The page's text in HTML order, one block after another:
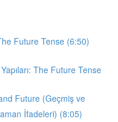
Future Tense (6:50)
The Future Tense
Future (Geçmiş ve
İfadeleri) (8:05)